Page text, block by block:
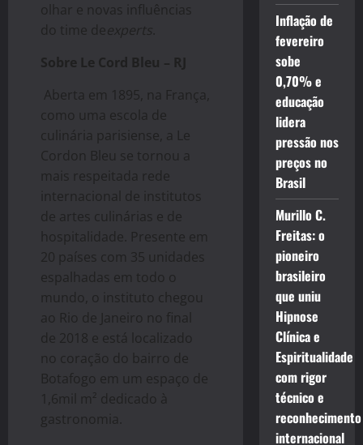
olhar e novas influências
do time deexperts
Sobre Le Cord Bleu – RJ
Aberta em 1895, na França,
como uma escola de
culinária parisiense, a Le
Cordon Bleu se tornou a
mais respeitada rede
internacional de institutos
de artes culinárias e de
hospitalidade. Presente em
20 países com 35 unidades
espalhadas em todo o
mundo, o instituto chegou
ao Rio de Janeiro no final
de 2018 e está localizado
no coração do bairro de
Botafogo em um espaço de
1,6mil m² dedicado à
gastronomia.
Inflação de
fevereiro
sobe
0,70% e
educação
lidera
pressão nos
preços no
Brasil
Murillo C.
Freitas: o
pioneiro
brasileiro
que uniu
Hipnose
Clínica e
Espiritualidade
com rigor
técnico e
reconhecimento
internacional